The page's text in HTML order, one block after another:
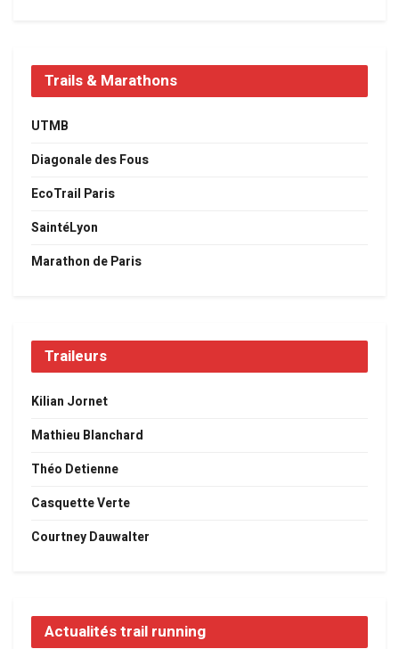
Trails & Marathons
UTMB
Diagonale des Fous
EcoTrail Paris
SaintéLyon
Marathon de Paris
Traileurs
Kilian Jornet
Mathieu Blanchard
Théo Detienne
Casquette Verte
Courtney Dauwalter
Actualités trail running